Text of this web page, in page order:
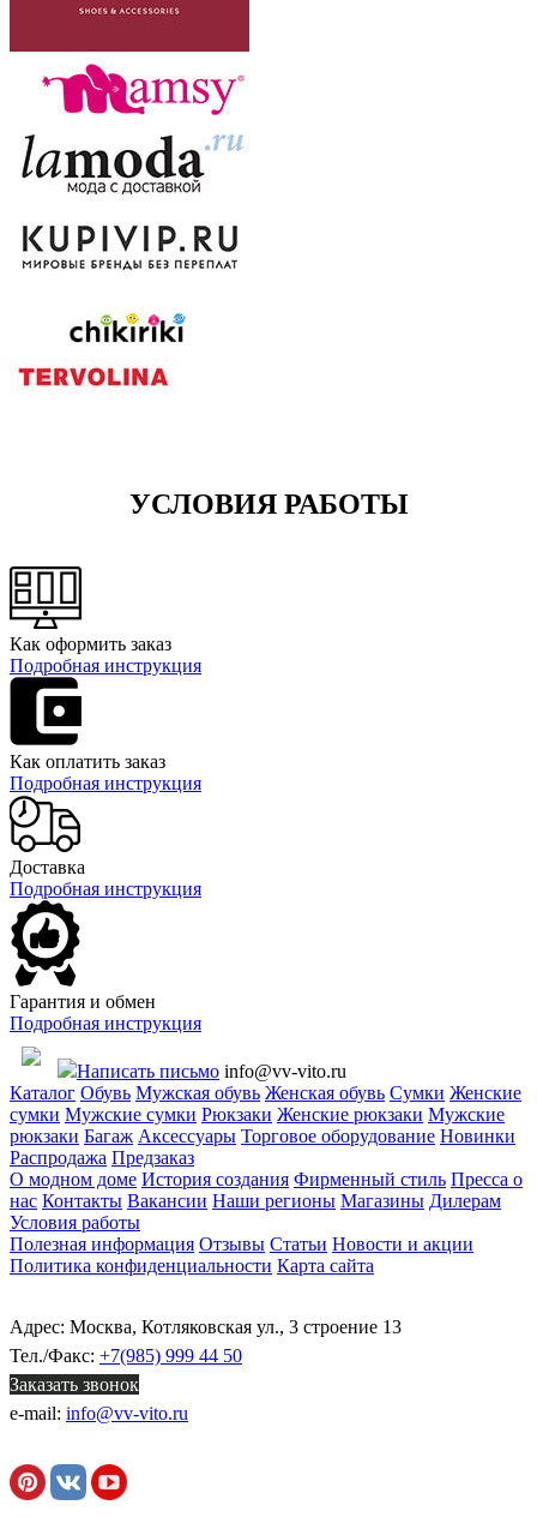
УСЛОВИЯ РАБОТЫ
Как оформить заказ
Подробная инструкция
Как оплатить заказ
Подробная инструкция
Доставка
Подробная инструкция
Гарантия и обмен
Подробная инструкция
Написать письмо info@vv-vito.ru
Каталог Обувь Мужская обувь Женская обувь Сумки Женские
сумки Мужские сумки Рюкзаки Женские рюкзаки Мужские
рюкзаки Багаж Аксессуары Торговое оборудование Новинки
Распродажа Предзаказ
О модном доме История создания Фирменный стиль Пресса о
нас Контакты Вакансии Наши регионы Магазины Дилерам
Условия работы
Полезная информация Отзывы Статьи Новости и акции
Политика конфиденциальности Карта сайта
Адрес: Москва, Котляковская ул., 3 строение 13
Тел./Факс: +7(985) 999 44 50
Заказать звонок
e-mail: info@vv-vito.ru